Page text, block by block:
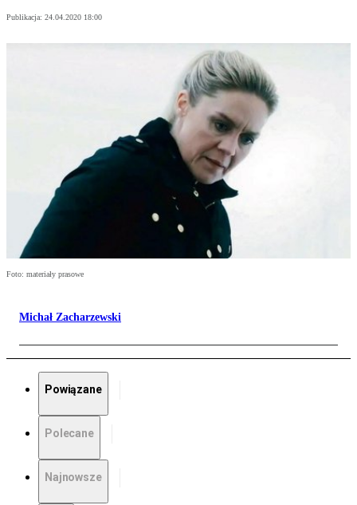
Publikacja: 24.04.2020 18:00
Foto: materiały prasowe
Michał Zacharzewski
Powiązane
Polecane
Najnowsze